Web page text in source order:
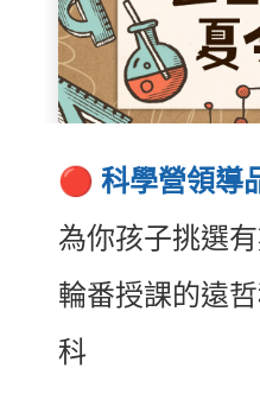
🔴 科學營領導
為你孩子挑選
輪番授課的遠
科